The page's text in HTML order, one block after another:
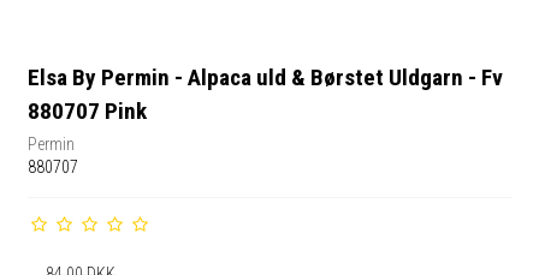
Elsa By Permin - Alpaca uld & Børstet Uldgarn - Fv
880707 Pink
Permin
880707